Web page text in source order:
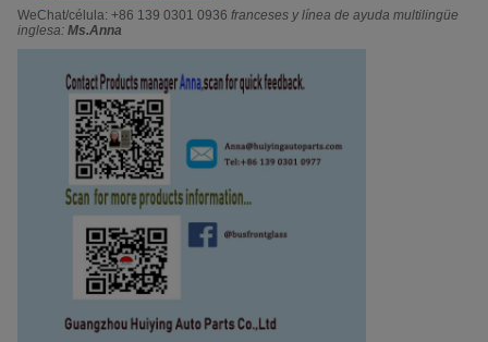
WeChat/célula: +86 139 0301 0936 franceses y línea de ayuda multilingüe
inglesa: Ms.Anna